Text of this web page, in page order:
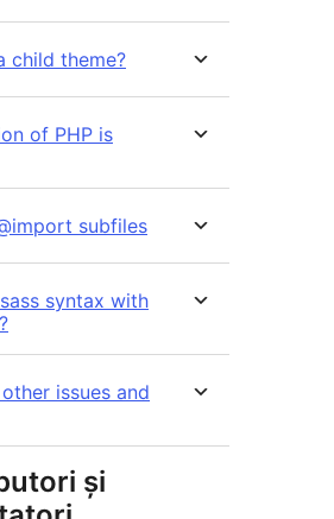
child theme?
of PHP is
subfiles
syntax with
other issues and
și